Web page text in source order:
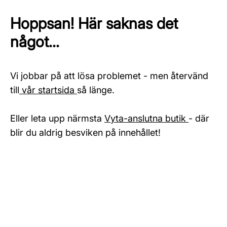
Hoppsan! Här saknas det
något...
Vi jobbar på att lösa problemet - men återvänd
till vår startsida så länge.
Eller leta upp närmsta Vyta-anslutna butik - där
blir du aldrig besviken på innehållet!